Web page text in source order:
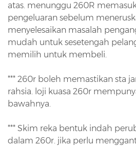
atas. menunggu 260R
pengeluaran sebelum
menyelesaikan masalah
mudah untuk sesetengah
memilih untuk membeli.
*** 260r boleh memastikan sta
rahsia. loji kuasa 260r
bawahnya.
*** Skim reka bentuk indah
dalam 260r. jika perlu